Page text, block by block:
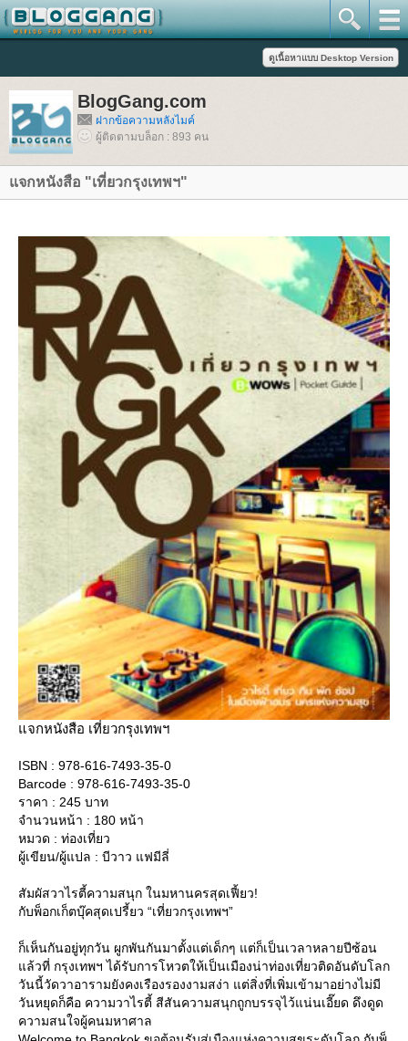
BlogGang.com
ฝากข้อความหลังไมค์
ผู้ติดตามบล็อก : 893 คน
จกหนังสือ "เที่ยวกรุงเทพฯ"
จกหนังสือ เที่ยวกรุงเทพฯ
ISBN : 978-616-7493-35-0
Barcode : 978-616-7493-35-0
ราคา : 245 บาท
จำนวนหน้า : 180 หน้า
หมวด : ท่องเที่ยว
ผู้เขียน/ผู้แปล : บีวาว แฟมีลี่
สัมผัสวาไรตี้ความสนุก ในมหานครสุดเฟี้ยว!
กับพ็อกเก็ตบุ๊คสุดเปรี้ยว “เที่ยวกรุงเทพฯ”
ก็เห็นกันอยู่ทุกวัน ผูกพันกันมาตั้งแต่เด็กๆ แต่ก็เป็นเวลาหลายปีซ้อน
ล้วที่ กรุงเทพฯ ได้รับการโหวตให้เป็นเมืองน่าท่องเที่ยวติดอันดับโลก
วันนี้วัดวาอารามยังคงเรืองรองงามสง่า แต่สิ่งที่เพิ่มเข้ามาอย่างไม่มี
วันหยุดก็คือ ความวาไรตี้ สีสันความสนุกถูกบรรจุไว้แน่นเอี๊ยด ดึงดูด
ความสนใจผู้คนมหาศาล